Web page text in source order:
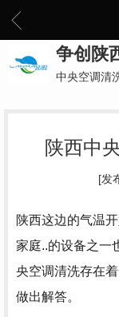
争创陕
中央空调清
陕西中
[发
陕西这边的气温
家庭..的设备之一
央空调清洗存在
做出解答。